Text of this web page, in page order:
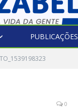
PUBLICAÇÕES
0